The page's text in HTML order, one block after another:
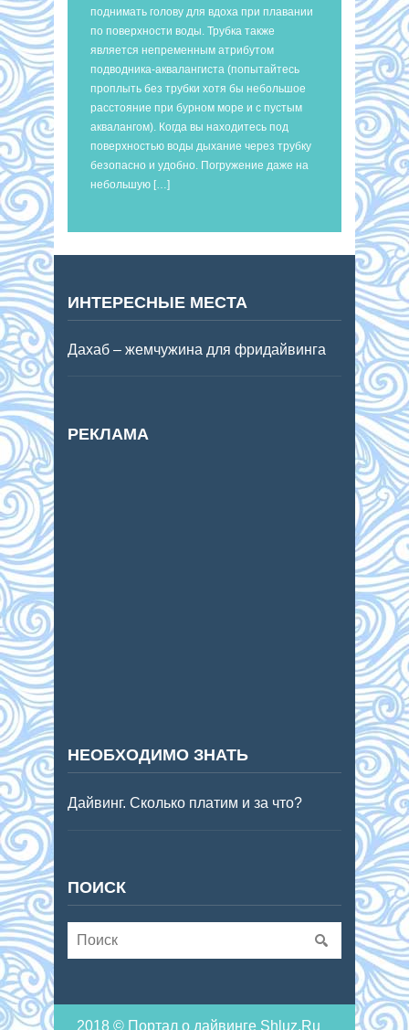
поднимать голову для вдоха при плавании
по поверхности воды. Трубка также
является непременным атрибутом
подводника-аквалангиста (попытайтесь
проплыть без трубки хотя бы небольшое
расстояние при бурном море и с пустым
аквалангом). Когда вы находитесь под
поверхностью воды дыхание через трубку
безопасно и удобно. Погружение даже на
небольшую […]
ИНТЕРЕСНЫЕ МЕСТА
Дахаб – жемчужина для фридайвинга
РЕКЛАМА
НЕОБХОДИМО ЗНАТЬ
Дайвинг. Сколько платим и за что?
ПОИСК
2018 © Портал о дайвинге Shluz.Ru